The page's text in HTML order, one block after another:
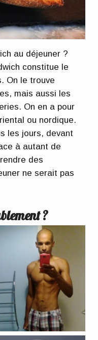
au déjeuner ?
constitue le
. On le trouve
mais aussi les
On en a pour
ou nordique.
les jours, devant
à autant de
des
ne serait pas
?